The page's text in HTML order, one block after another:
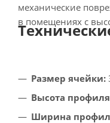
механические
в помещениях с
Размер ячейки:
Высота
Ширина